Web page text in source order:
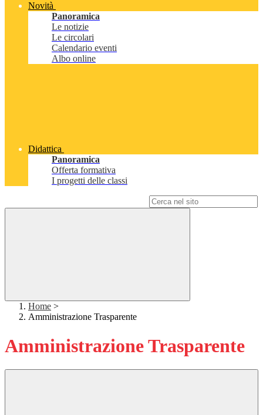
Novità
Panoramica
Le notizie
Le circolari
Calendario eventi
Albo online
Didattica
Panoramica
Offerta formativa
I progetti delle classi
Home >
Amministrazione Trasparente
Amministrazione Trasparente